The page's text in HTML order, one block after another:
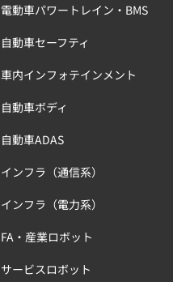
電動車パワートレイン・BMS
自動車セーフティ
車内インフォテインメント
自動車ボディ
自動車ADAS
インフラ（通信系）
インフラ（電力系）
FA・産業ロボット
サービスロボット